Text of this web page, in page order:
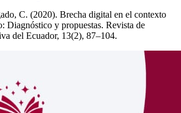
C. (2020). Brecha digital en el contexto
Diagnóstico y propuestas. Revista de
del Ecuador, 13(2), 87–104.